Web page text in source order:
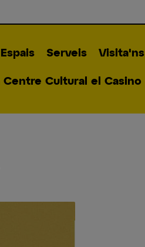
Espais Serveis Visita'ns
Centre Cultural el Casino